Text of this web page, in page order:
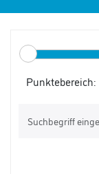
Punktebereich: